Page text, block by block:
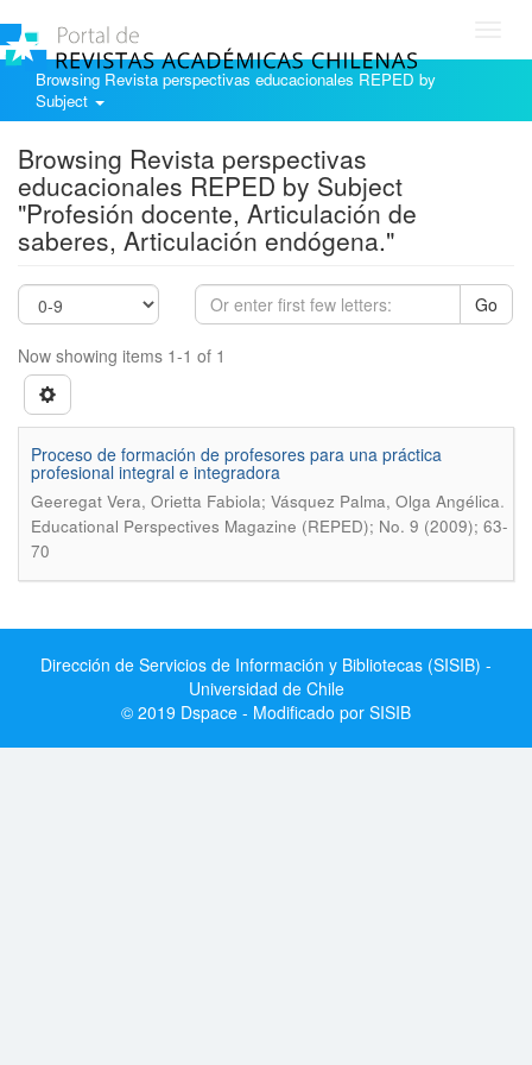
Browsing Revista perspectivas educacionales REPED by
Subject
Browsing Revista perspectivas
educacionales REPED by Subject
"Profesión docente, Articulación de
saberes, Articulación endógena."
Go
Now showing items 1-1 of 1
Proceso de formación de profesores para una práctica
profesional integral e integradora
Geeregat Vera, Orietta Fabiola; Vásquez Palma, Olga Angélica.
Educational Perspectives Magazine (REPED); No. 9 (2009); 63-
70
Dirección de Servicios de Información y Bibliotecas (SISIB) -
Universidad de Chile
© 2019 Dspace - Modificado por SISIB